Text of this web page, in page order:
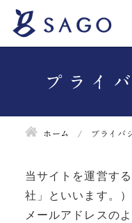
プライ
ホーム プライバ
当サイトを運営す
社」といいます。
メールアドレスの